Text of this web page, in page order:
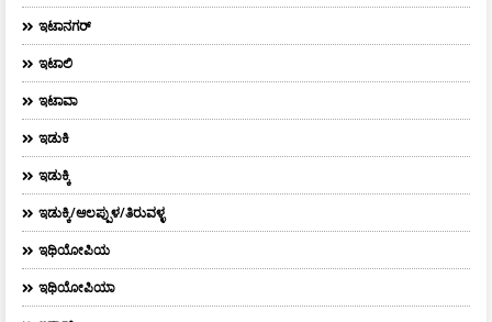
ಇಟಾನಗರ್‌
ಇಟಾಲಿ
ಇಟಾವಾ
ಇಡುಕಿ
ಇಡುಕ್ಕಿ
ಇಡುಕ್ಕಿ/ಆಲಪ್ಪುಳ/ತಿರುವಳ್ಳ
ಇಥಿಯೋಪಿಯ
ಇಥಿಯೋಪಿಯಾ